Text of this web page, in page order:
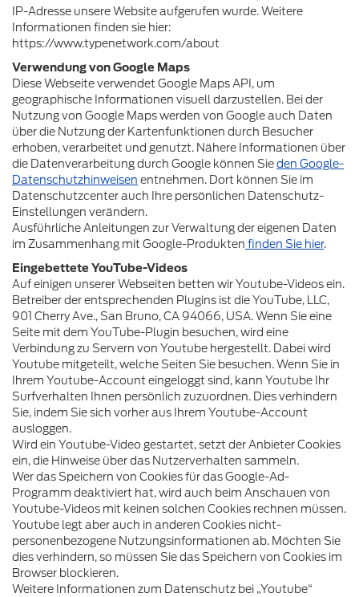
IP-Adresse unsere Website aufgerufen wurde. Weitere
Informationen finden sie hier:
https://www.typenetwork.com/about
Verwendung von Google Maps
Diese Webseite verwendet Google Maps API, um
geographische Informationen visuell darzustellen. Bei der
Nutzung von Google Maps werden von Google auch Daten
über die Nutzung der Kartenfunktionen durch Besucher
erhoben, verarbeitet und genutzt. Nähere Informationen über
die Datenverarbeitung durch Google können Sieden Google-
Datenschutzhinweisen entnehmen. Dort können Sie im
Datenschutzcenter auch Ihre persönlichen Datenschutz-
Einstellungen verändern.
Ausführliche Anleitungen zur Verwaltung der eigenen Daten
im Zusammenhang mit Google-Produkten finden Sie hier.
Eingebettete YouTube-Videos
Auf einigen unserer Webseiten betten wir Youtube-Videos ein.
Betreiber der entsprechenden Plugins ist die YouTube, LLC,
901 Cherry Ave., San Bruno, CA 94066, USA. Wenn Sie eine
Seite mit dem YouTube-Plugin besuchen, wird eine
Verbindung zu Servern von Youtube hergestellt. Dabei wird
Youtube mitgeteilt, welche Seiten Sie besuchen. Wenn Sie in
Ihrem Youtube-Account eingeloggt sind, kann Youtube Ihr
Surfverhalten Ihnen persönlich zuzuordnen. Dies verhindern
Sie, indem Sie sich vorher aus Ihrem Youtube-Account
ausloggen.
Wird ein Youtube-Video gestartet, setzt der Anbieter Cookies
ein, die Hinweise über das Nutzerverhalten sammeln.
Wer das Speichern von Cookies für das Google-Ad-
Programm deaktiviert hat, wird auch beim Anschauen von
Youtube-Videos mit keinen solchen Cookies rechnen müssen.
Youtube legt aber auch in anderen Cookies nicht-
personenbezogene Nutzungsinformationen ab. Möchten Sie
dies verhindern, so müssen Sie das Speichern von Cookies im
Browser blockieren.
Weitere Informationen zum Datenschutz bei „Youtube“